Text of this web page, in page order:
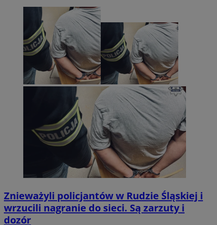
Znieważyli policjantów w Rudzie Śląskiej i
wrzucili nagranie do sieci. Są zarzuty i
dozór